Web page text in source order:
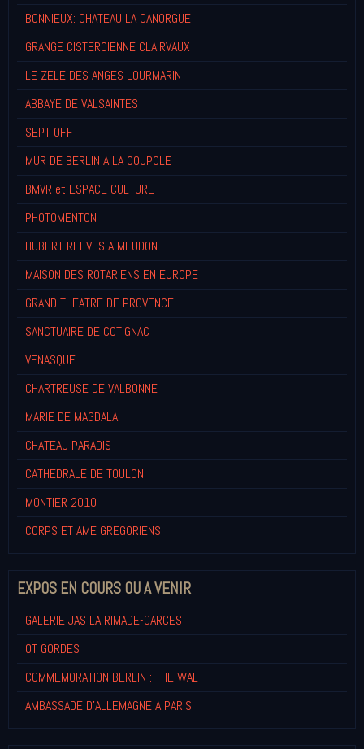
BONNIEUX: CHATEAU LA CANORGUE
GRANGE CISTERCIENNE CLAIRVAUX
LE ZELE DES ANGES LOURMARIN
ABBAYE DE VALSAINTES
SEPT OFF
MUR DE BERLIN A LA COUPOLE
BMVR et ESPACE CULTURE
PHOTOMENTON
HUBERT REEVES A MEUDON
MAISON DES ROTARIENS EN EUROPE
GRAND THEATRE DE PROVENCE
SANCTUAIRE DE COTIGNAC
VENASQUE
CHARTREUSE DE VALBONNE
MARIE DE MAGDALA
CHATEAU PARADIS
CATHEDRALE DE TOULON
MONTIER 2010
CORPS ET AME GREGORIENS
EXPOS EN COURS OU A VENIR
GALERIE JAS LA RIMADE-CARCES
OT GORDES
COMMEMORATION BERLIN : THE WAL
AMBASSADE D'ALLEMAGNE A PARIS